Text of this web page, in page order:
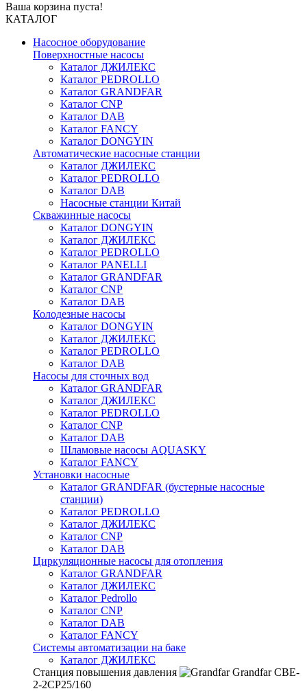
Ваша корзина пуста!
КАТАЛОГ
Насосное оборудование
Поверхностные насосы
Каталог ДЖИЛЕКС
Каталог PEDROLLO
Каталог GRANDFAR
Каталог CNP
Каталог DAB
Каталог FANCY
Каталог DONGYIN
Автоматические насосные станции
Каталог ДЖИЛЕКС
Каталог PEDROLLO
Каталог DAB
Насосные станции Китай
Скважинные насосы
Каталог DONGYIN
Каталог ДЖИЛЕКС
Каталог PEDROLLO
Каталог PANELLI
Каталог GRANDFAR
Каталог CNP
Каталог DAB
Колодезные насосы
Каталог DONGYIN
Каталог ДЖИЛЕКС
Каталог PEDROLLO
Каталог DAB
Насосы для сточных вод
Каталог GRANDFAR
Каталог ДЖИЛЕКС
Каталог PEDROLLO
Каталог CNP
Каталог DAB
Шламовые насосы AQUASKY
Каталог FANCY
Установки насосные
Каталог GRANDFAR (бустерные насосные
станции)
Каталог PEDROLLO
Каталог ДЖИЛЕКС
Каталог CNP
Каталог DAB
Циркуляционные насосы для отопления
Каталог GRANDFAR
Каталог ДЖИЛЕКС
Каталог Pedrollo
Каталог CNP
Каталог DAB
Каталог FANCY
Системы автоматизации на баке
Каталог ДЖИЛЕКС
Станция повышения давления
Grandfar CBE-
2-2CP25/160